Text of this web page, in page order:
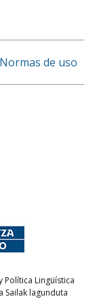
Normas de uso
Lingüística
Sailak lagunduta